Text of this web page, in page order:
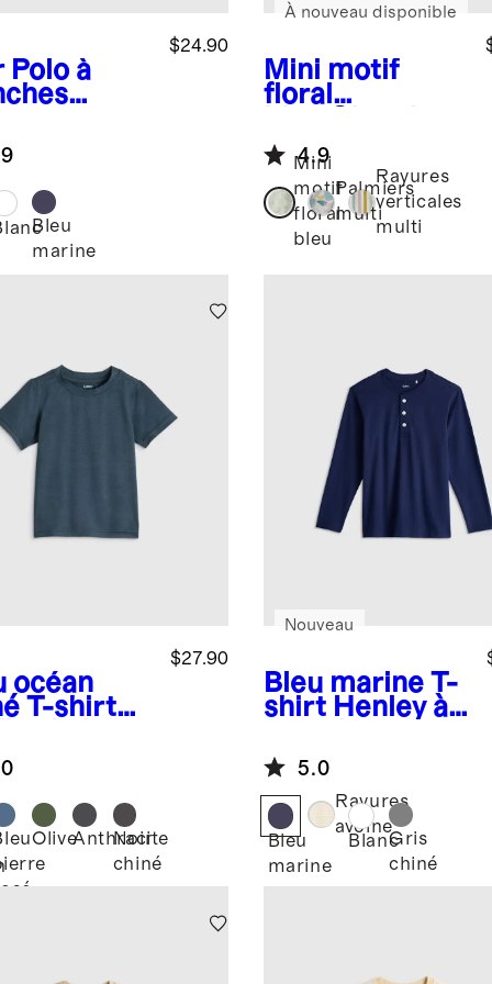
Polo à
de coton
$24.90
Bleu
marine
Mini motif
floral
à manches
courtes 100 %
lin européen à
imprimé
À nouveau disponible
4.9
Mini
motif
floral
bleu
Palmiers
multi
Rayures
verticales
multi
océan
T-shirt
$27.90
OliveAnthracite
Noir
chiné
Bleu marine T-
shirt Henley à
longues 100 %
coton
biologique
Nouveau
5.0
Bleu
marine
Rayures
avoine
BlancGris
chiné